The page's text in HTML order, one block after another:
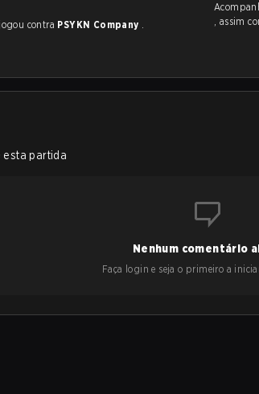
jogou contra PSYKN Company .
,
esta partida
Nenhum comentário
Faça login e seja o primeiro a